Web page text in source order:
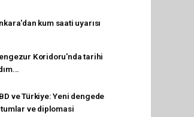
kum saati uyarısı
Koridoru'nda tarihi
ve Türkiye: Yeni dengede
ve diplomasi